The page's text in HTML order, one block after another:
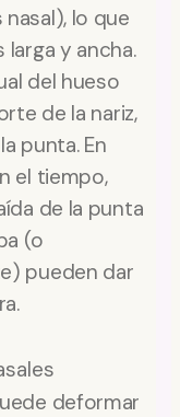
lo que
larga y ancha.
del hueso
de la nariz,
punta. En
el tiempo,
de la punta
(o
pueden dar
deformar